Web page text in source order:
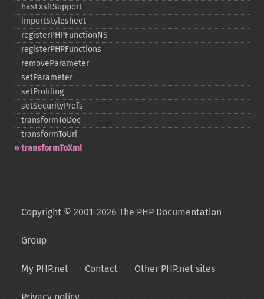
hasExsltSupport
importStylesheet
registerPHPFunctionNS
registerPHPFunctions
removeParameter
setParameter
setProfiling
setSecurityPrefs
transformToDoc
transformToUri
transformToXml
Copyright © 2001-2026 The PHP Documentation
Group
My PHP.net Contact Other PHP.net sites